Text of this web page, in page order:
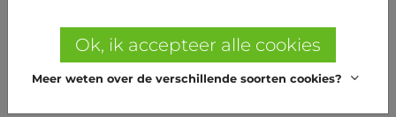
Helbig gebruikte zijn expertise voor de
creatie van het Taurus gamma.
Ok, ik accepteer alle cookies
Meer weten over de verschillende soorten cookies?